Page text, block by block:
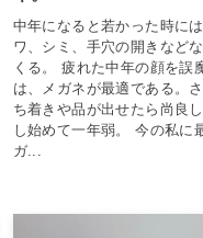
中年になると若かった時に
ワ、シミ、手穴の開きなど
くる。 疲れた中年の顔を誤
は、メガネが最適である。
ち着きや品が出せたら尚良
し始めて一年弱。 今の私に
ガ...